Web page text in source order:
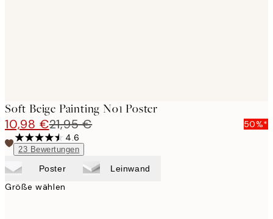
Soft Beige Painting No1 Poster
10,98 €21,95 €
50%*
4.6
23 Bewertungen
Poster Leinwand
Größe wählen